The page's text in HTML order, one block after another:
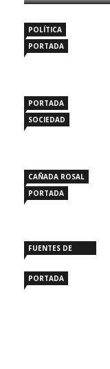
POLÍTICA
PORTADA
PORTADA
SOCIEDAD
CAÑADA ROSAL
PORTADA
FUENTES DE
PORTADA